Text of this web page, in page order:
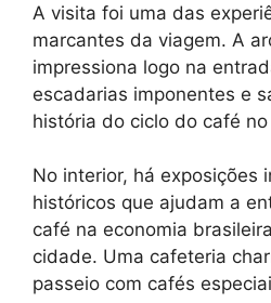
A visita foi uma das
marcantes da viagem. A
impressiona logo na
escadarias imponentes e
história do ciclo do café no
No interior, há exposições
históricos que ajudam a
café na economia
cidade. Uma cafeteria
passeio com cafés